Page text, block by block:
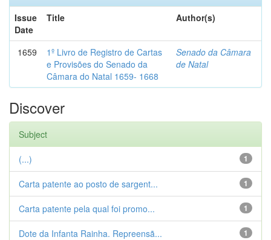
Issue
Date
Title Author(s)
1659
1º Livro de Registro de Cartas
e Provisões do Senado da
Câmara do Natal 1659- 1668
Senado da Câmara
de Natal
Discover
Subject
1
(...)
1
Carta patente ao posto de sargent...
1
Carta patente pela qual foi promo...
1
Dote da Infanta Rainha. Repreensã...